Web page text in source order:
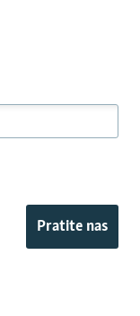
Pratite nas